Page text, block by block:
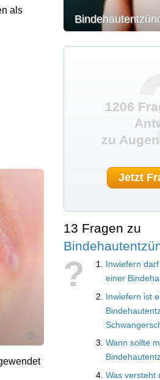
als
©
1206
zu
Jetzt
13 Fragen zu
?
Inwiefern
einer
Inwiefern ist
Wann sollte
Was versteht